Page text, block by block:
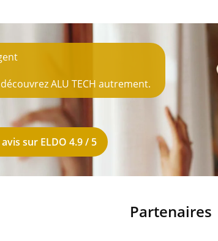
ALU TECH autrement.
sur ELDO 4.9 / 5
Partenaires